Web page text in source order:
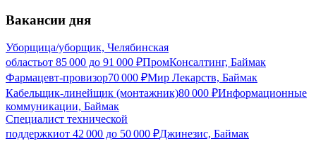
Вакансии дня
Уборщица/уборщик, Челябинская
областьот 85 000 до 91 000 ₽ПромКонсалтинг, Баймак
Фармацевт-провизор70 000 ₽Мир Лекарств, Баймак
Кабельщик-линейщик (монтажник)80 000 ₽Информационные
коммуникации, Баймак
Специалист технической
поддержкиот 42 000 до 50 000 ₽Джинезис, Баймак